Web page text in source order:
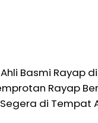
Basmi Rayap
Rayap
di Tempat